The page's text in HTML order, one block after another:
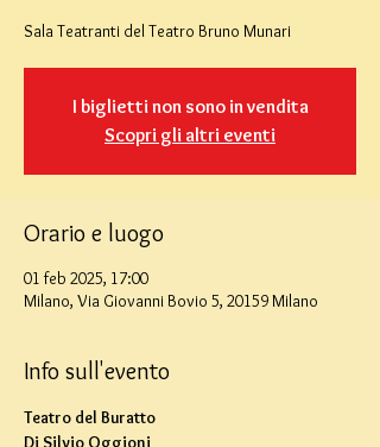
Sala Teatranti del Teatro Bruno Munari
I biglietti non sono in vendita
Scopri gli altri eventi
Orario e luogo
01 feb 2025, 17:00
Milano, Via Giovanni Bovio 5, 20159 Milano
Info sull'evento
Teatro del Buratto
Di Silvio Oggioni